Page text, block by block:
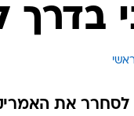
בדרך
לסחרר את